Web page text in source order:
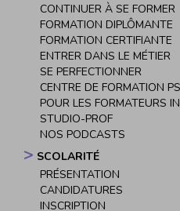
CONTINUER À SE FORMER
FORMATION DIPLÔMANTE
FORMATION CERTIFIANTE
ENTRER DANS LE MÉTIER
SE PERFECTIONNER
CENTRE DE FORMATION
POUR LES FORMATEURS
STUDIO-PROF
NOS PODCASTS
SCOLARITÉ
PRÉSENTATION
CANDIDATURES
INSCRIPTION